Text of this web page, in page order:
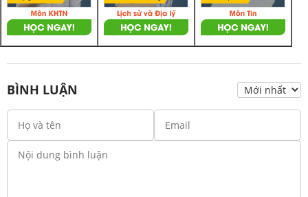
BÌNH LUẬN